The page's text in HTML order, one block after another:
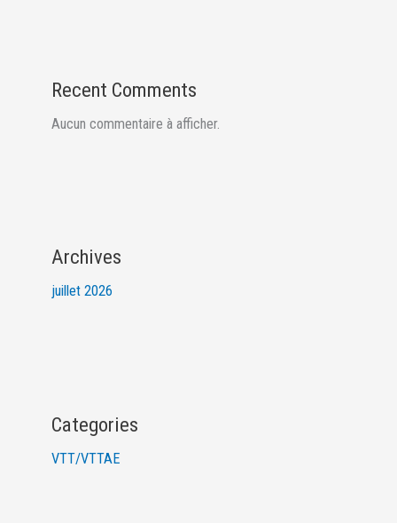
Recent Comments
Aucun commentaire à afficher.
Archives
juillet 2026
Categories
VTT/VTTAE